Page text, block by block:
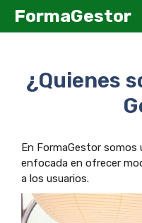
SaltarFormaGestor
¿Quienes
En FormaGestor
enfocada en ofrecer
a los usuarios.